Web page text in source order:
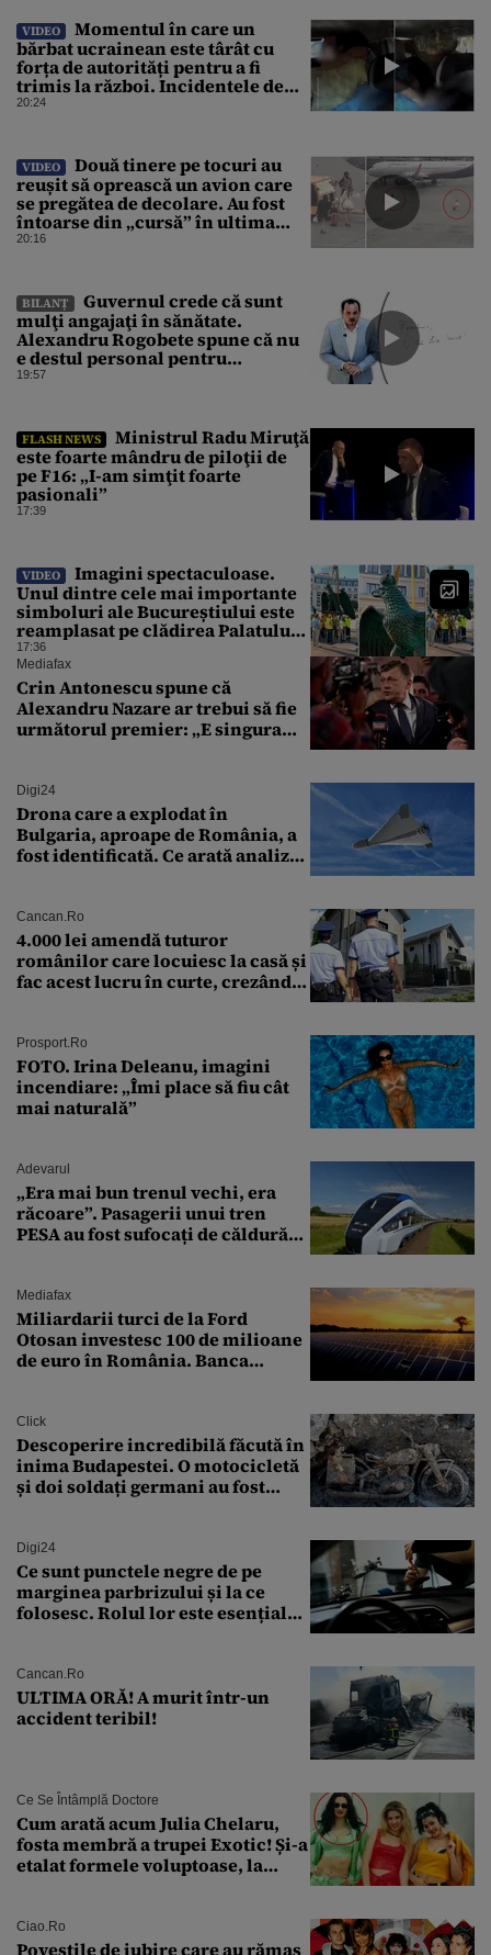
VIDEO
Momentul în care un
bărbat ucrainean este târât cu
forța de autorități pentru a fi
trimis la război. Incidentele de
acest fel sunt tot mai dese
20:24
VIDEO
Două tinere pe tocuri au
reușit să oprească un avion care
se pregătea de decolare. Au fost
întoarse din „cursă” în ultima
clipă. Imaginile au devenit virale
20:16
BILANȚ
Guvernul crede că sunt
mulţi angajaţi în sănătate.
Alexandru Rogobete spune că nu
e destul personal pentru
combaterea infecţiilor
19:57
FLASH NEWS
Ministrul Radu Miruţă
este foarte mândru de piloţii de
pe F16: „I-am simţit foarte
pasionali”
17:39
VIDEO
Imagini spectaculoase.
Unul dintre cele mai importante
simboluri ale Bucureștiului este
reamplasat pe clădirea Palatului
Universității
17:36
Mediafax
Crin Antonescu spune că
Alexandru Nazare ar trebui să fie
următorul premier: „E singura
Digi24
Drona care a explodat în
Bulgaria, aproape de România, a
fost identificată. Ce arată analiza
Cancan.ro
4.000 lei amendă tuturor
românilor care locuiesc la casă și
fac acest lucru în curte, crezând
Prosport.ro
FOTO. Irina Deleanu, imagini
incendiare: „Îmi place să fiu cât
mai naturală”
Adevarul
„Era mai bun trenul vechi, era
răcoare”. Pasagerii unui tren
PESA au fost sufocați de căldură
Mediafax
Miliardarii turci de la Ford
Otosan investesc 100 de milioane
de euro în România. Banca
Click
Descoperire incredibilă făcută în
inima Budapestei. O motocicletă
și doi soldați germani au fost
Digi24
Ce sunt punctele negre de pe
marginea parbrizului și la ce
folosesc. Rolul lor este esențial
Cancan.ro
ULTIMA ORĂ! A murit într-un
accident teribil!
Ce Se Întâmplă Doctore
Cum arată acum Julia Chelaru,
fosta membră a trupei Exotic! Și-a
etalat formele voluptoase, la
Ciao.ro
Poveştile de iubire care au rămas